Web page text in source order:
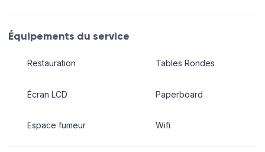
Équipements du service
Restauration
Écran LCD
Espace fumeur
Tables Rondes
Paperboard
Wifi